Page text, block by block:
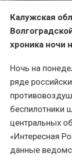
Калужская
хроника ночи
Ночь на
ряде
беспилотники
центральных
«Интересная
данные